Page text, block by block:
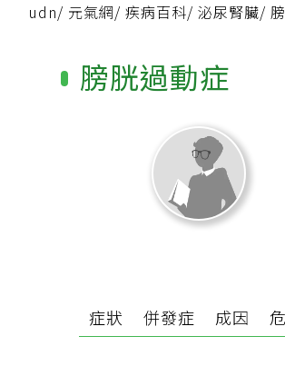
udn/ 元氣網/ 疾病百科/ 泌尿腎臟/
膀胱過動症
症狀 併發症 成因